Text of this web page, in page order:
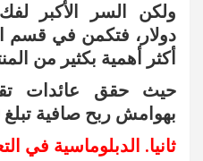
ولكن السر الأكبر لفك
دولار، فتكمن في قسم
أكثر أهمية بكثير من
بهوامش ربح صافية تبلغ 70%.
ثانيا. الدبلوماسية في